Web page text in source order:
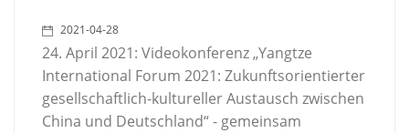
2021-04-28
24. April 2021: Videokonferenz „Yangtze
International Forum 2021: Zukunftsorientierter
gesellschaftlich-kultureller Austausch zwischen
China und Deutschland“ - gemeinsam